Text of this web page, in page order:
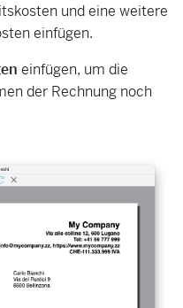
und eine weitere
einfügen.
einfügen, um die
der Rechnung noch